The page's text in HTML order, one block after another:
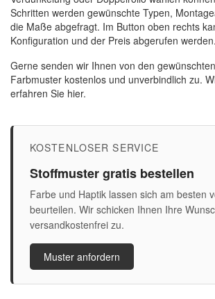
Schritten werden gewünschte Typen,
die Maße abgefragt. Im Button oben rechts
Konfiguration und der Preis abgerufen werden.
Gerne senden wir Ihnen von den
Farbmuster kostenlos und unverbindlich zu.
erfahren Sie hier.
KOSTENLOSER SERVICE
Stoffmuster gratis bestellen
Farbe und Haptik lassen sich am besten
beurteilen. Wir schicken Ihnen Ihre
versandkostenfrei zu.
Muster anfordern